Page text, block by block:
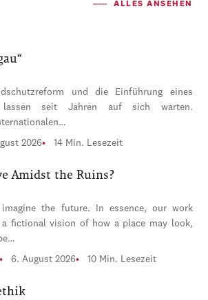
ALLES ANSEHEN
und die Einführung eines
lassen seit Jahren auf sich warten.
2026 14 Min. Lesezeit
Amidst the Ruins?
the future. In essence, our work
a fictional vision of how a place may look,
6. August 2026 10 Min. Lesezeit